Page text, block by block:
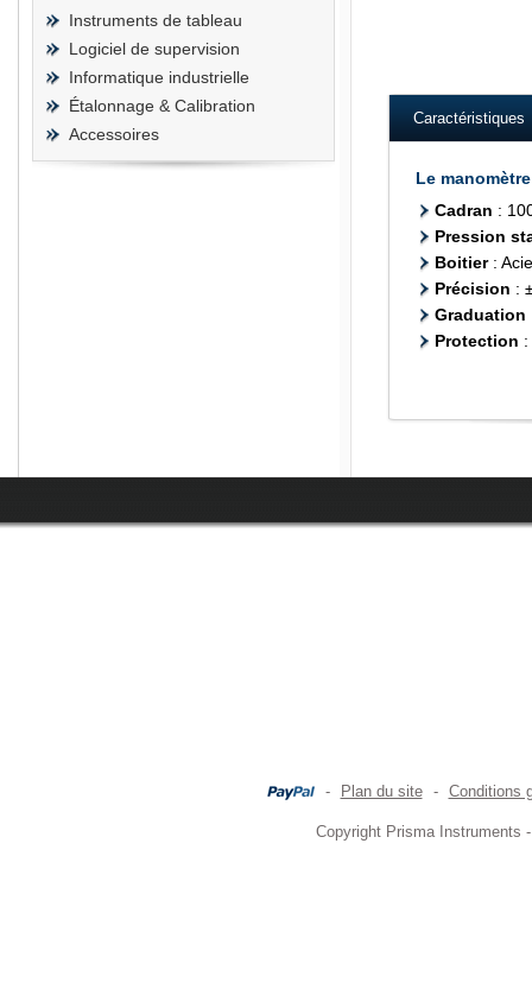
Instruments de tableau
Logiciel de supervision
Informatique industrielle
Étalonnage & Calibration
Accessoires
Caractéristiques
Le
Cadran :
Pression
Boitier:
Précision :
Graduation
Protection
- Plan du site - Conditions
Copyright Prisma Instruments